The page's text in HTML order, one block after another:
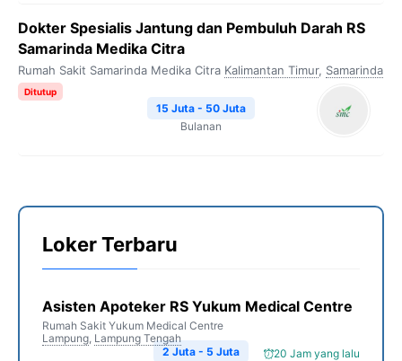
Dokter Spesialis Jantung dan Pembuluh Darah RS
Samarinda Medika Citra
Rumah Sakit Samarinda Medika Citra Kalimantan Timur, Samarinda
Ditutup
15 Juta - 50 Juta
Bulanan
Loker Terbaru
Asisten Apoteker RS Yukum Medical Centre
Rumah Sakit Yukum Medical Centre
Lampung, Lampung Tengah
20 Jam yang lalu
2 Juta - 5 Juta